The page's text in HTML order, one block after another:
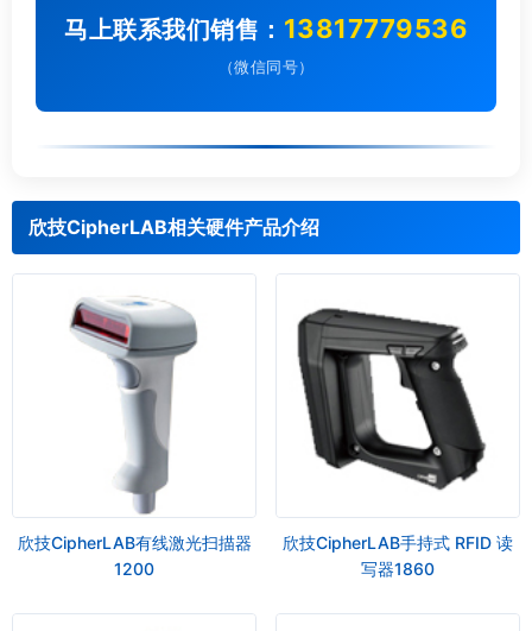
马上联系我们销售： 13817779536
（微信同号）
欣技CipherLAB相关硬件产品介绍
欣技CipherLAB有线激光扫描器
1200
欣技CipherLAB手持式 RFID 读
写器1860